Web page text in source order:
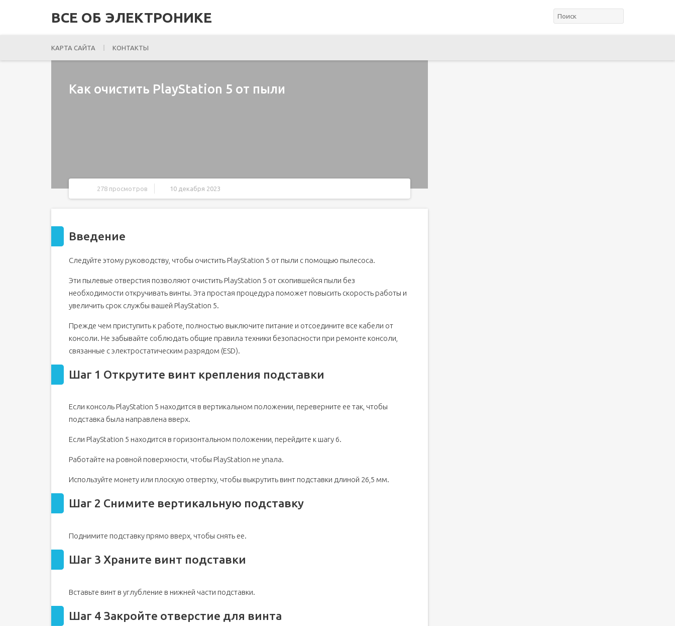
ВСЕ ОБ ЭЛЕКТРОНИКЕ
КАРТА САЙТА КОНТАКТЫ
Как очистить PlayStation 5 от пыли
278 просмотров 10 декабря 2023
Введение
Следуйте этому руководству, чтобы очистить PlayStation 5 от пыли с помощью пылесоса.
Эти пылевые отверстия позволяют очистить PlayStation 5 от скопившейся пыли без
необходимости откручивать винты. Эта простая процедура поможет повысить скорость работы и
увеличить срок службы вашей PlayStation 5.
Прежде чем приступить к работе, полностью выключите питание и отсоедините все кабели от
консоли. Не забывайте соблюдать общие правила техники безопасности при ремонте консоли,
связанные с электростатическим разрядом (ESD).
Шаг 1 Открутите винт крепления подставки
Если консоль PlayStation 5 находится в вертикальном положении, переверните ее так, чтобы
подставка была направлена вверх.
Если PlayStation 5 находится в горизонтальном положении, перейдите к шагу 6.
Работайте на ровной поверхности, чтобы PlayStation не упала.
Используйте монету или плоскую отвертку, чтобы выкрутить винт подставки длиной 26,5 мм.
Шаг 2 Снимите вертикальную подставку
Поднимите подставку прямо вверх, чтобы снять ее.
Шаг 3 Храните винт подставки
Вставьте винт в углубление в нижней части подставки.
Шаг 4 Закройте отверстие для винта